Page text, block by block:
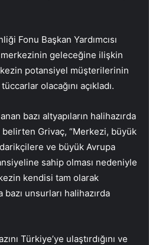
Fonu Başkan Yardımcısı
geleceğine ilişkin
potansiyel müşterilerinin
olacağını açıkladı.
bazı altyapıların halihazırda
belirten Grivaç, “Merkezi, büyük
ve büyük Avrupa
sahip olması nedeniyle
kendisi tam olarak
unsurları halihazırda
Türkiye’ye ulaştırdığını ve